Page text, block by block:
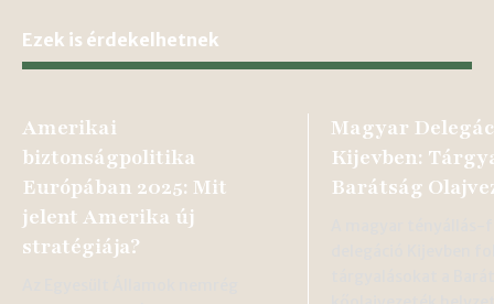
Ezek is érdekelhetnek
Amerikai
biztonságpolitika
Európában 2025: Mit
jelent Amerika új
stratégiája?
Magyar
Kijevben:
Barátság